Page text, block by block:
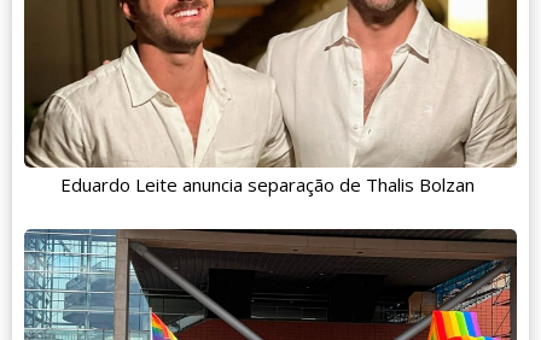
Eduardo Leite anuncia separação de Thalis Bolzan